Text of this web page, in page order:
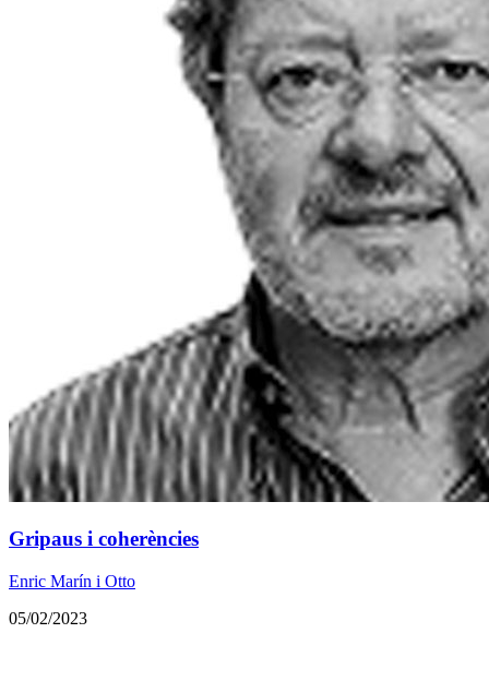
Gripaus i coherències
Enric Marín i Otto
05/02/2023